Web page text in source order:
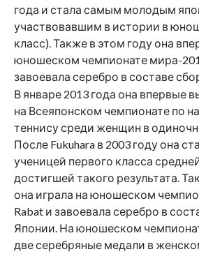
года и стала самым молодым
участвовавшим в истории в
класс). Также в этом году она
юношеском чемпионате мира-
завоевала серебро в составе
В январе 2013 года она впервые
на Всеяпонском чемпионате по
теннису среди женщин в
После Fukuhara в 2003 году она
ученицей первого класса
достигшей такого результата.
она играла на юношеском
Rabat и завоевала серебро в
Японии. На юношеском
две серебряные медали в